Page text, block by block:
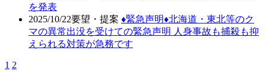
を発表
2025/10/22要望・提案 ♦️緊急声明♦️北海道・東北等のク
マの異常出没を受けての緊急声明 人身事故も捕殺も抑
えられる対策が急務です
1 2